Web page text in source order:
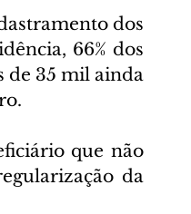
dos
66% dos
de 35 mil ainda
que não
da